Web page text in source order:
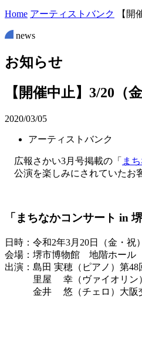
Home アーティストバンク 【開
news
お知らせ
【開催中止】3/20（
2020/03/05
アーティストバンク
広報さかい3月号掲載の「 ま
公演を楽しみにされていたお
「まちなかコンサート in
日時：令和2年3月20日（金・祝
会場：堺市博物館 地階ホール
出演：島田 実穂（ピアノ）第
里屋 幸（ヴァイオリン）
金井 悠（チェロ）大阪交